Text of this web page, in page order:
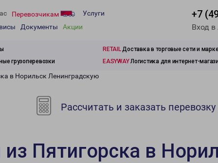
Перевозчикам
Услуги
Документы Акции
+7
Вход
RETAILДоставка в торговые сети и
грузоперевозки EASYWAYЛогистика для интернет-
в Норильск Ленинградскую
Рассчитать и заказать перевозку
из Пятигорска в